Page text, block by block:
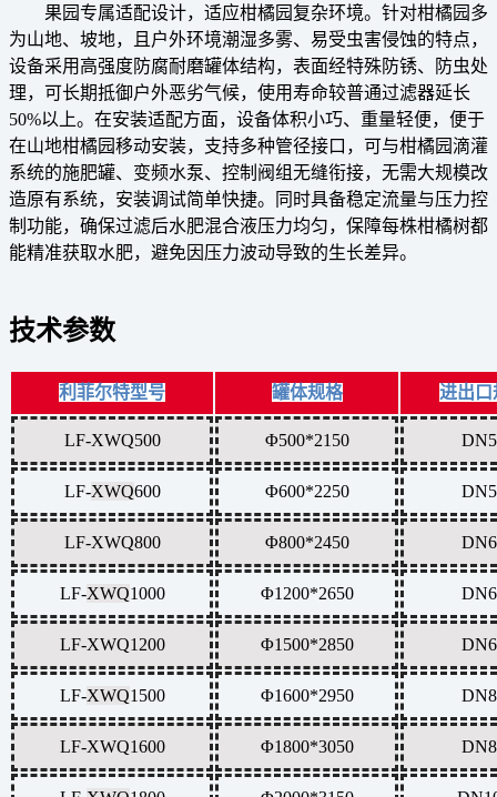
果园专属适配设计，适应柑橘园复杂环境。针对柑橘园多
为山地、坡地，且户外环境潮湿多雾、易受虫害侵蚀的特点，
设备采用高强度防腐耐磨罐体结构，表面经特殊防锈、防虫处
理，可长期抵御户外恶劣气候，使用寿命较普通过滤器延长
50%以上。在安装适配方面，设备体积小巧、重量轻便，便于
在山地柑橘园移动安装，支持多种管径接口，可与柑橘园滴灌
系统的施肥罐、变频水泵、控制阀组无缝衔接，无需大规模改
造原有系统，安装调试简单快捷。同时具备稳定流量与压力控
制功能，确保过滤后水肥混合液压力均匀，保障每株柑橘树都
能精准获取水肥，避免因压力波动导致的生长差异。
技术参数
利菲尔特型号 罐体规格 进出口
LF-XWQ500 Φ500*2150
LF-XWQ600 Φ600*2250
LF-XWQ800 Φ800*2450
LF-XWQ1000 Φ1200*2650
LF-XWQ1200 Φ1500*2850
LF-XWQ1500 Φ1600*2950
LF-XWQ1600 Φ1800*3050